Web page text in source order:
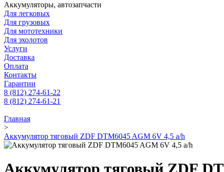
Аккумуляторы, автозапчасти
Для легковых
Для грузовых
Для мототехники
Для эхолотов
Услуги
Доставка
Оплата
Контакты
Гарантии
8 (812) 274-61-22
8 (812) 274-61-21
Главная
>
Аккумулятор тяговый ZDF DTM6045 AGM 6V 4,5 a/h